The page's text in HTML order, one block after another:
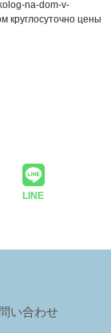
na-dom-v-
круглосуточно цены
LINE
い合わせ